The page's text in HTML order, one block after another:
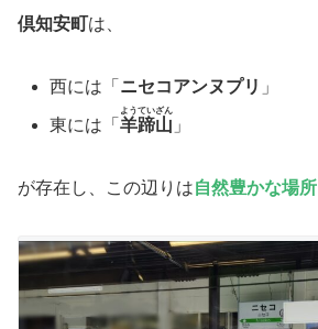
倶知安町 は、
西には「 ニセコアンヌプリ 」
東には「羊蹄山
ようていざん
」
が存在し、この辺りは自然豊かな場所